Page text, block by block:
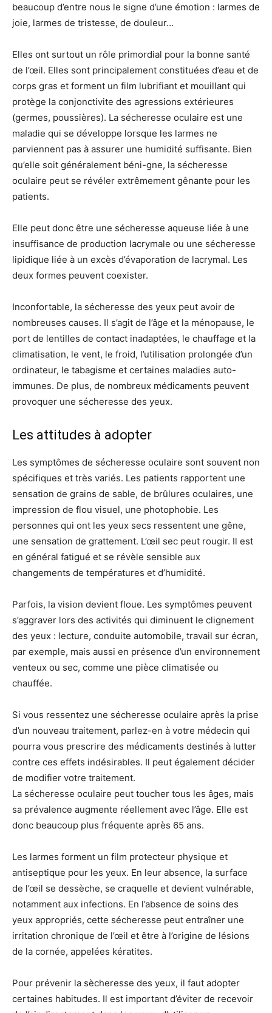
beaucoup d’entre nous le signe d’une émotion : larmes de
joie, larmes de tristesse, de douleur…
Elles ont surtout un rôle primordial pour la bonne santé
de l’œil. Elles sont principalement constituées d’eau et de
corps gras et forment un film lubrifiant et mouillant qui
protège la conjonctivite des agressions extérieures
(germes, poussières). La sécheresse oculaire est une
maladie qui se développe lorsque les larmes ne
parviennent pas à assurer une humidité suffisante. Bien
qu’elle soit généralement béni-gne, la sécheresse
oculaire peut se révéler extrêmement gênante pour les
patients.
Elle peut donc être une sécheresse aqueuse liée à une
insuffisance de production lacrymale ou une sécheresse
lipidique liée à un excès d’évaporation de lacrymal. Les
deux formes peuvent coexister.
Inconfortable, la sécheresse des yeux peut avoir de
nombreuses causes. Il s’agit de l’âge et la ménopause, le
port de lentilles de contact inadaptées, le chauffage et la
climatisation, le vent, le froid, l’utilisation prolongée d’un
ordinateur, le tabagisme et certaines maladies auto-
immunes. De plus, de nombreux médicaments peuvent
provoquer une sécheresse des yeux.
Les attitudes à adopter
Les symptômes de sécheresse oculaire sont souvent non
spécifiques et très variés. Les patients rapportent une
sensation de grains de sable, de brûlures oculaires, une
impression de flou visuel, une photophobie. Les
personnes qui ont les yeux secs ressentent une gêne,
une sensation de grattement. L’œil sec peut rougir. Il est
en général fatigué et se révèle sensible aux
changements de températures et d’humidité.
Parfois, la vision devient floue. Les symptômes peuvent
s’aggraver lors des activités qui diminuent le clignement
des yeux : lecture, conduite automobile, travail sur écran,
par exemple, mais aussi en présence d’un environnement
venteux ou sec, comme une pièce climatisée ou
chauffée.
Si vous ressentez une sécheresse oculaire après la prise
d’un nouveau traitement, parlez-en à votre médecin qui
pourra vous prescrire des médicaments destinés à lutter
contre ces effets indésirables. Il peut également décider
de modifier votre traitement.
La sécheresse oculaire peut toucher tous les âges, mais
sa prévalence augmente réellement avec l’âge. Elle est
donc beaucoup plus fréquente après 65 ans.
Les larmes forment un film protecteur physique et
antiseptique pour les yeux. En leur absence, la surface
de l’œil se dessèche, se craquelle et devient vulnérable,
notamment aux infections. En l’absence de soins des
yeux appropriés, cette sécheresse peut entraîner une
irritation chronique de l’œil et être à l’origine de lésions
de la cornée, appelées kératites.
Pour prévenir la sècheresse des yeux, il faut adopter
certaines habitudes. Il est important d’éviter de recevoir